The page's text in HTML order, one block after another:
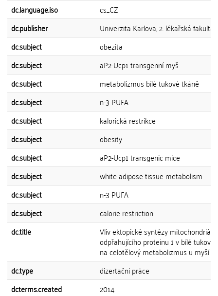
dc.language.iso
cs_CZ
dc.publisher
Univerzita Karlova, 2. lékařská fakulta
dc.subject
obezita
dc.subject
aP2-Ucp1 transgenní myš
dc.subject
metabolizmus bílé tukové tkáně
dc.subject
n-3 PUFA
dc.subject
kalorická restrikce
dc.subject
obesity
dc.subject
aP2-Ucp1 transgenic mice
dc.subject
white adipose tissue metabolism
dc.subject
n-3 PUFA
dc.subject
calorie restriction
dc.title
Vliv ektopické syntézy
odpřahujícího proteinu 1 v bílé tukové
na celotělový metabolizmus u myší
dc.type
dizertační práce
dcterms.created
2014